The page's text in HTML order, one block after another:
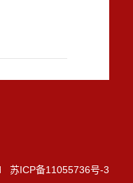
苏ICP备11055736号-3